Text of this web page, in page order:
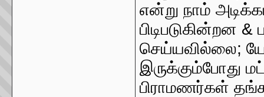
என்று நாம்
பிடிபடுகின்றன
செய்யவில்லை;
இருக்கும்போது
பிராமணர்கள்